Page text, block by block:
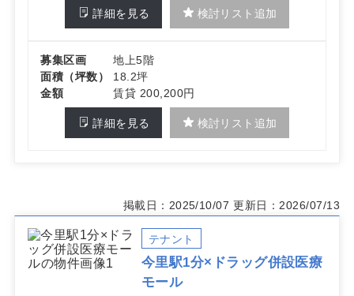
詳細を見る 検討リスト追加
募集区画
地上5階
面積（坪数）
18.2坪
金額
賃貸 200,200円
詳細を見る 検討リスト追加
掲載日：2025/10/07 更新日：2026/07/13
テナント
今里駅1分×ドラッグ併設医療
モール